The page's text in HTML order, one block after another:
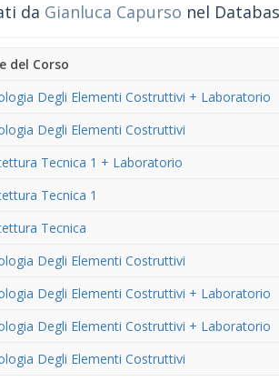
da Gianluca Capurso nel
del Corso
Degli Elementi Costruttivi + Laboratorio
Degli Elementi Costruttivi
Tecnica 1 + Laboratorio
Tecnica 1
Tecnica
Degli Elementi Costruttivi
Degli Elementi Costruttivi + Laboratorio
Degli Elementi Costruttivi + Laboratorio
Degli Elementi Costruttivi